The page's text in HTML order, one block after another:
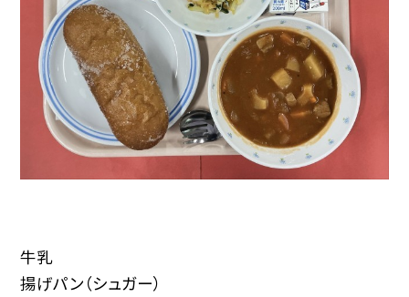
牛乳
揚げパン（シュガー）